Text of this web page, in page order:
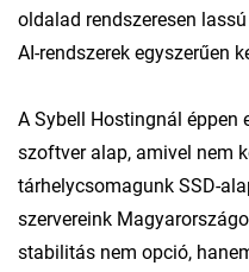
oldalad rendszeresen
AI-rendszerek egyszerűen
A Sybell Hostingnál éppen
szoftver alap, amivel nem
tárhelycsomagunk SSD-
szervereink
stabilitás nem opció,